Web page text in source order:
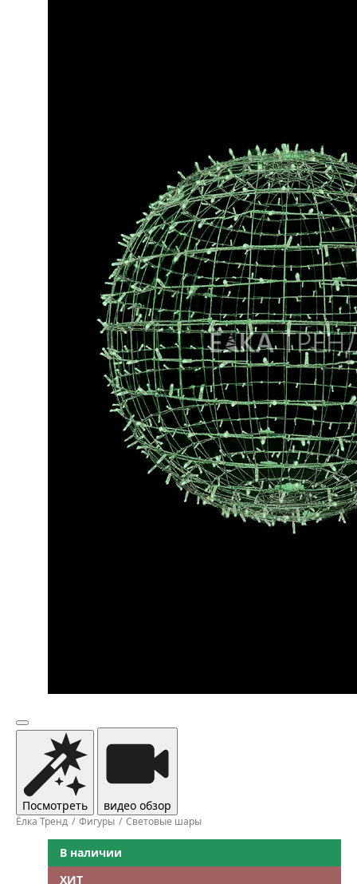
Посмотреть видео обзор
Ёлка Тренд Фигуры Световые шары
В наличии
ХИТ